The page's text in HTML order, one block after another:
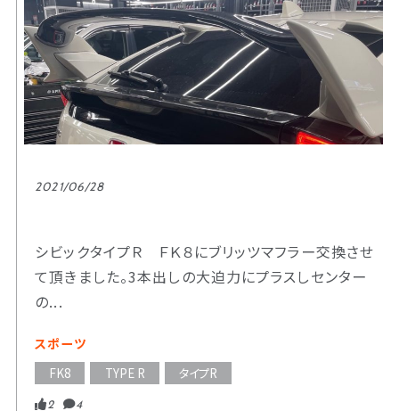
2021/06/28
シビックタイプＲ ＦＫ８にブリッツマフラー交換させ
て頂きました。3本出しの大迫力にプラスしセンター
の...
スポーツ
FK8
TYPE R タイプR
2 4